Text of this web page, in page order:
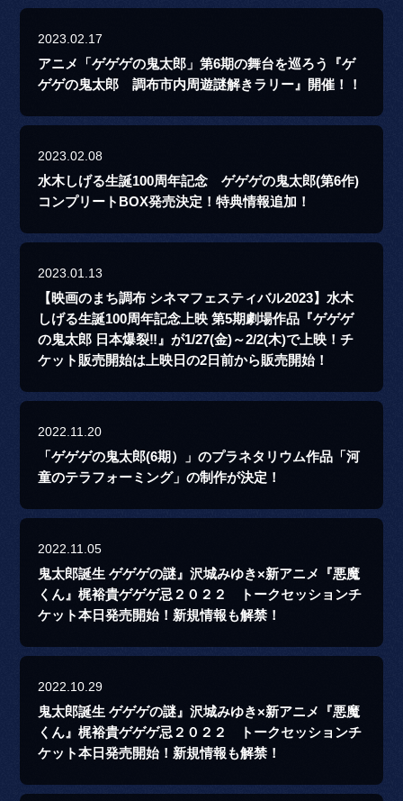
2023.02.17
アニメ「ゲゲゲの鬼太郎」第6期の舞台を巡ろう『ゲ
ゲゲの鬼太郎 調布市内周遊謎解きラリー』開催！！
2023.02.08
水木しげる生誕100周年記念 ゲゲゲの鬼太郎(第6作)
コンプリートBOX発売決定！特典情報追加！
2023.01.13
【映画のまち調布 シネマフェスティバル2023】水木
しげる生誕100周年記念上映 第5期劇場作品『ゲゲゲ
の鬼太郎 日本爆裂‼』が1/27(金)～2/2(木)で上映！チ
ケット販売開始は上映日の2日前から販売開始！
2022.11.20
「ゲゲゲの鬼太郎(6期）」のプラネタリウム作品「河
童のテラフォーミング」の制作が決定！
2022.11.05
鬼太郎誕生 ゲゲゲの謎』沢城みゆき×新アニメ『悪魔
くん』梶裕貴ゲゲゲ忌２０２２ トークセッションチ
ケット本日発売開始！新規情報も解禁！
2022.10.29
鬼太郎誕生 ゲゲゲの謎』沢城みゆき×新アニメ『悪魔
くん』梶裕貴ゲゲゲ忌２０２２ トークセッションチ
ケット本日発売開始！新規情報も解禁！